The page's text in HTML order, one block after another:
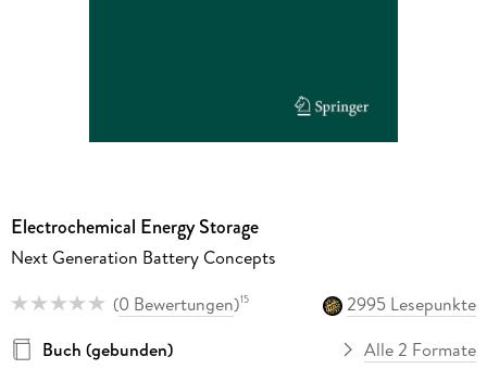
Electrochemical Energy Storage
Next Generation Battery Concepts
(0 Bewertungen)15
2995 Lesepunkte
Buch (gebunden)
Alle 2 Formate